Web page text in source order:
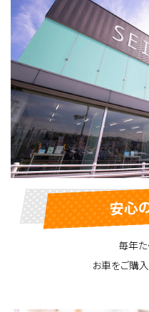
安心
毎年
お車をご購